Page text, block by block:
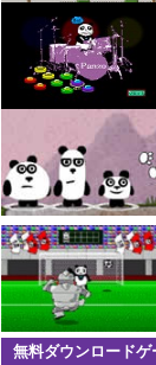
無料ダウンロードゲ